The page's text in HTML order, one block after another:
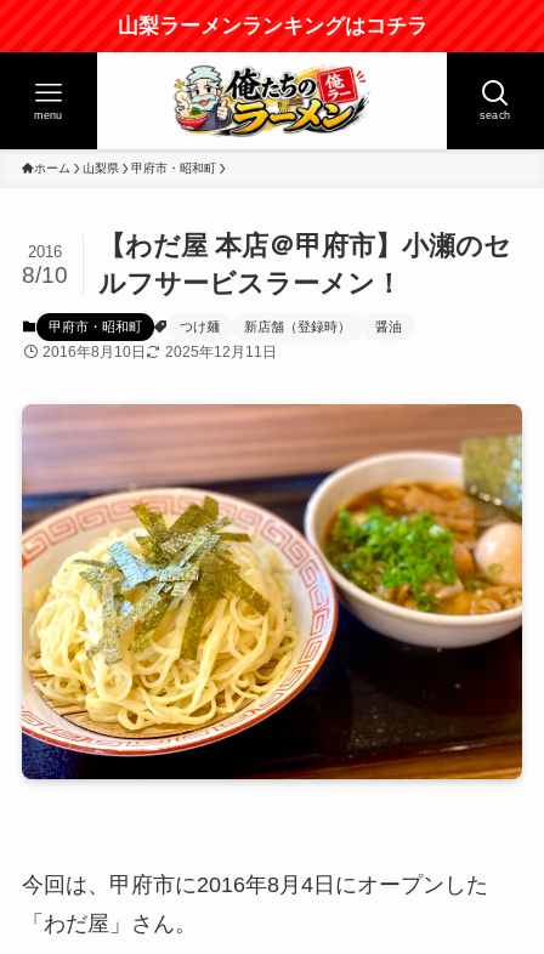
山梨ラーメンランキングはコチラ
seach
menu
ホーム 山梨県 甲府市・昭和町
【わだ屋 本店＠甲府市】小瀬のセ
ルフサービスラーメン！
2016
8/10
甲府市・昭和町 つけ麺 新店舗（登録時） 醤油
2016年8月10日 2025年12月11日
今回は、甲府市に2016年8月4日にオープンした
「わだ屋」さん。